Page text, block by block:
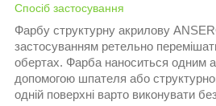
Спосіб застосування
Фарбу структурну акрилову
застосуванням ретельно
обертах. Фарба наноситься одним
допомогою шпателя або
одній поверхні варто виконувати